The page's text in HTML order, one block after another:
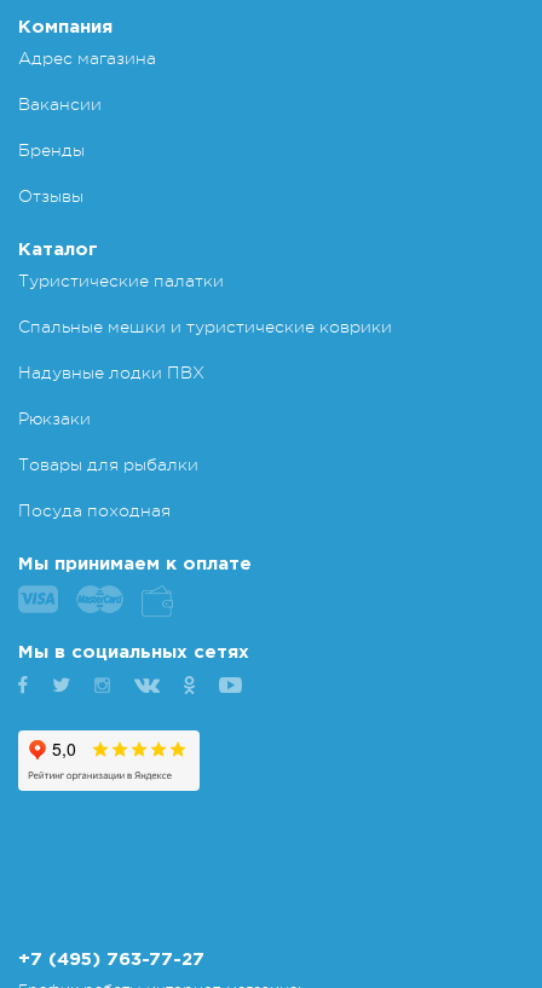
Компания
Адрес магазина
Вакансии
Бренды
Отзывы
Каталог
Туристические палатки
Спальные мешки и туристические коврики
Надувные лодки ПВХ
Рюкзаки
Товары для рыбалки
Посуда походная
Мы принимаем к оплате
Мы в социальных сетях
+7 (495) 763-77-27